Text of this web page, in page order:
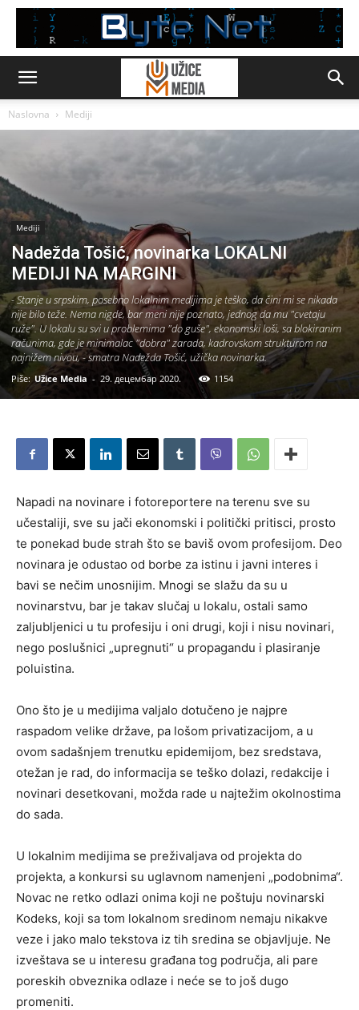
Naslovna Mediji
Mediji
Nadežda Tošić, novinarka LOKALNI
MEDIJI NA MARGINI
- Stanje u srpskim, posebno lokalnim medijima je teško, da čini mi se nikada
nije bilo teže. Nema nigde, bar meni nije poznato, jednog da mu "cvetaju
ruže". U lokalu su svi u problemima "do guše", ekonomski loši, sa blokiranim
računima, gde je minimalac "dobra" zarada, kadrovskom strukturom na
najnižem nivou, - smatra Nadežda Tošić, užička novinarka.
Piše: Užice Media - 29. децембар 2020. 1154
Napadi na novinare i fotoreportere na terenu sve su
učestaliji, sve su jači ekonomski i politički pritisci, prosto
te ponekad bude strah što se baviš ovom profesijom. Deo
novinara je odustao od borbe za istinu i javni interes i
bavi se nečim unosnijim. Mnogi se slažu da su u
novinarstvu, bar je takav slučaj u lokalu, ostali samo
zaljubljenici u tu profesiju i oni drugi, koji i nisu novinari,
nego poslušnici „upregnuti“ u propagandu i plasiranje
poluistina.
Ono što je u medijima valjalo dotučeno je najpre
raspadom velike države, pa lošom privatizacijom, a u
ovom sadašnjem trenutku epidemijom, bez sredstava,
otežan je rad, do informacija se teško dolazi, redakcije i
novinari desetkovani, možda rade u najtežim okolnostima
do sada.
U lokalnim medijima se preživaljava od projekta do
projekta, a konkursi su uglavnom namenjeni „podobnima“.
Novac ne retko odlazi onima koji ne poštuju novinarski
Kodeks, koji sa tom lokalnom sredinom nemaju nikakve
veze i jako malo tekstova iz tih sredina se objavljuje. Ne
izveštava se u interesu građana tog područja, ali pare
poreskih obveznika odlaze i neće se to još dugo
promeniti.